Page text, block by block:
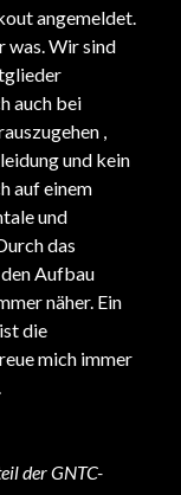
angemeldet.
was. Wir sind
auch bei
,
und kein
auf einem
und
das
Aufbau
näher. Ein
die
mich immer
der GNTC-